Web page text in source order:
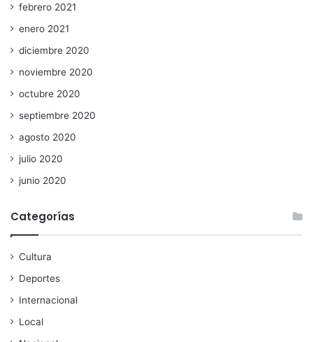
febrero 2021
enero 2021
diciembre 2020
noviembre 2020
octubre 2020
septiembre 2020
agosto 2020
julio 2020
junio 2020
Categorías
Cultura
Deportes
Internacional
Local